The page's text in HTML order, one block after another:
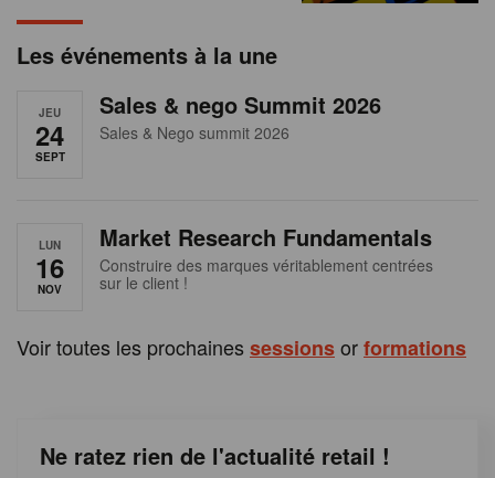
aLes événements à la une
JEU
24
SEPT
Sales & nego Summit 2026
Sales & Nego summit 2026
LUN
16
NOV
Market Research Fundamentals
Construire des marques véritablement centrées
sur le client !
Voir toutes les prochaines sessionsorformations
Ne ratez rien de l'actualité retail !